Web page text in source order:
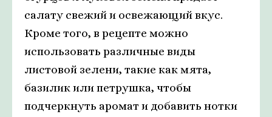
салату свежий и освежающий вкус.
Кроме того, в рецепте можно
использовать различные виды
листовой зелени, такие как мятa,
базилик или петрушка, чтобы
подчеркнуть аромат и добавить нотки